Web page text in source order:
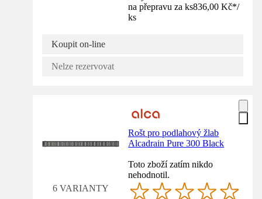
na přepravu za ks836,00 Kč*/
ks
Koupit on-line
Nelze rezervovat
6 VARIANTY
Rošt pro podlahový žlab
Alcadrain Pure 300 Black
Toto zboží zatím nikdo
nehodnotil.